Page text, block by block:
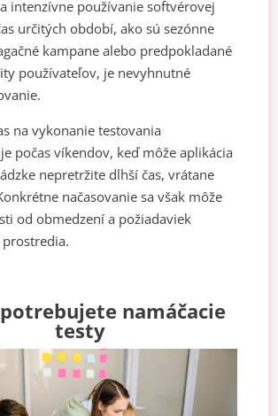
intenzívne používanie softvérovej
určitých období, ako sú sezónne
kampane alebo predpokladané
používateľov, je nevyhnutné
na vykonanie testovania
počas víkendov, keď môže aplikácia
nepretržite dlhší čas, vrátane
načasovanie sa však môže
od obmedzení a požiadaviek
namáčacie
testy